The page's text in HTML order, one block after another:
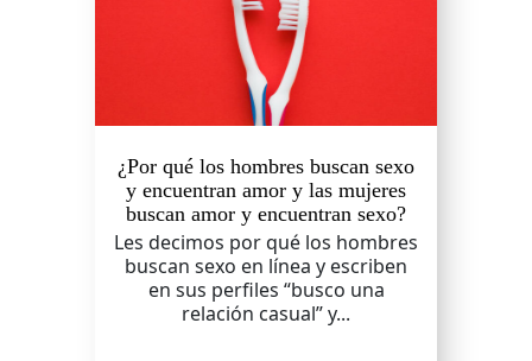
¿Por qué los hombres buscan sexo
y encuentran amor y las mujeres
buscan amor y encuentran sexo?
Les decimos por qué los hombres
buscan sexo en línea y escriben
en sus perfiles “busco una
relación casual” y...